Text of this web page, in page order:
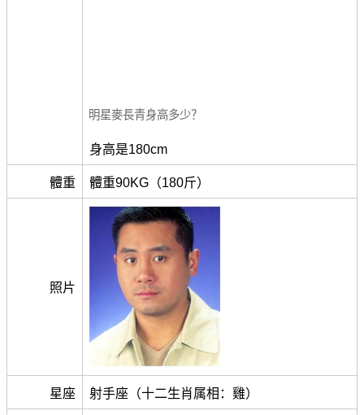
明星麥長青身高多少？
身高是180cm
體重 體重90KG（180斤）
照片
星座 射手座（十二生肖属相：雞）